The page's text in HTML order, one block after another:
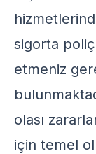
sigorta
etmeniz
olası
için temel